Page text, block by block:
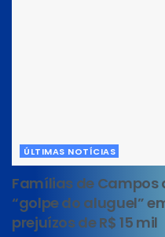
ÚLTIMAS NOTÍCIAS
Famílias de
“golpe do aluguel”
prejuízos de R$ 15 mil